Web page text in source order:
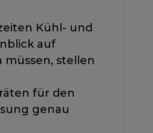
Kühl- und
auf
stellen
für den
genau